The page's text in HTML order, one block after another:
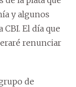
y algunos
El día que
renunciar
de